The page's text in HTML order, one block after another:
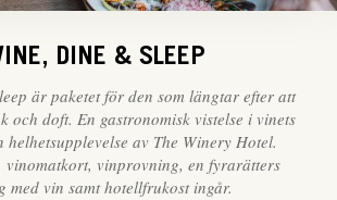
DINE & SLEEP
är paketet för den som längtar efter att
och doft. En gastronomisk vistelse i vinets
helhetsupplevelse av The Winery Hotel.
vinomatkort, vinprovning, en fyrarätters
med vin samt hotellfrukost ingår.